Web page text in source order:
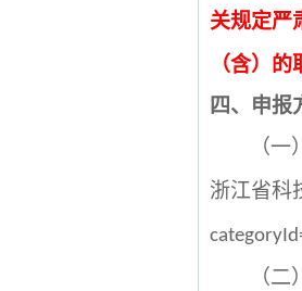
关规定严
（含）
四、申报
（一
浙江省科
（二